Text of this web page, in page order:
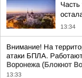
Часть
13:34
Внимание! На
атаки БПЛА.
Воронежа (Блокнот
13:33